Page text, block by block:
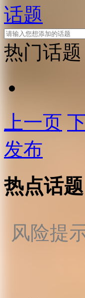
话题
热门话题
上一页
发布
热点话题
风险提